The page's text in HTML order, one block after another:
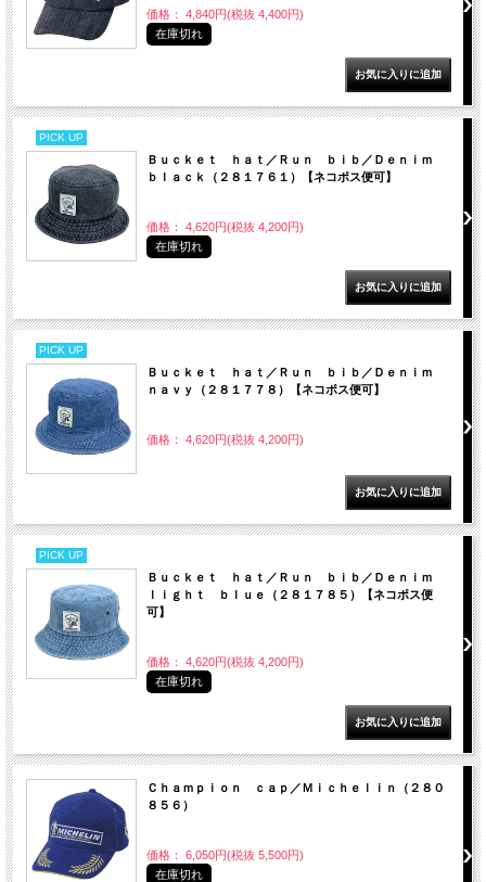
価格： 4,840円(税抜 4,400円)
在庫切れ
PICK UP
Ｂｕｃｋｅｔ ｈａｔ／Ｒｕｎ ｂｉｂ／Ｄｅｎｉｍ
ｂｌａｃｋ（２８１７６１）【ネコポス便可】
価格： 4,620円(税抜 4,200円)
在庫切れ
PICK UP
Ｂｕｃｋｅｔ ｈａｔ／Ｒｕｎ ｂｉｂ／Ｄｅｎｉｍ
ｎａｖｙ（２８１７７８）【ネコポス便可】
価格： 4,620円(税抜 4,200円)
PICK UP
Ｂｕｃｋｅｔ ｈａｔ／Ｒｕｎ ｂｉｂ／Ｄｅｎｉｍ
ｌｉｇｈｔ ｂｌｕｅ（２８１７８５）【ネコポス便
可】
価格： 4,620円(税抜 4,200円)
在庫切れ
Ｃｈａｍｐｉｏｎ ｃａｐ／Ｍｉｃｈｅｌｉｎ（２８０
８５６）
価格： 6,050円(税抜 5,500円)
在庫切れ